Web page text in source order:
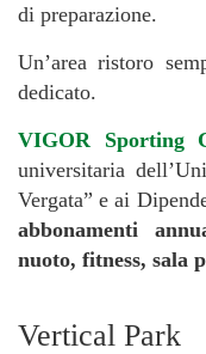
di preparazione.
Un’area ristoro
dedicato.
VIGOR Sporting
universitaria
Vergata” e ai
abbonamenti
nuoto, fitness, sala
Vertical Park